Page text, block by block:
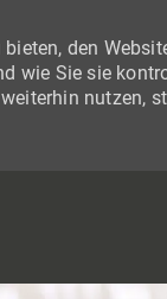
den
wie Sie sie
nutzen,